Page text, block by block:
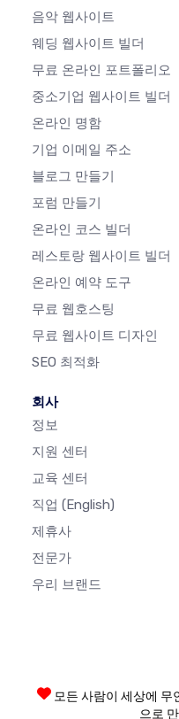
음악 웹사이트
웨딩 웹사이트 빌더
무료 온라인 포트폴리오
중소기업 웹사이트 빌더
온라인 명함
기업 이메일 주소
블로그 만들기
포럼 만들기
온라인 코스 빌더
레스토랑 웹사이트 빌더
온라인 예약 도구
무료 웹호스팅
무료 웹사이트 디자인
SEO 최적화
회사
정보
지원 센터
교육 센터
직업 (English)
제휴사
전문가
우리 브랜드
모든 사람이 세상에 무
으로